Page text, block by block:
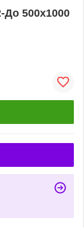
До 500х1000